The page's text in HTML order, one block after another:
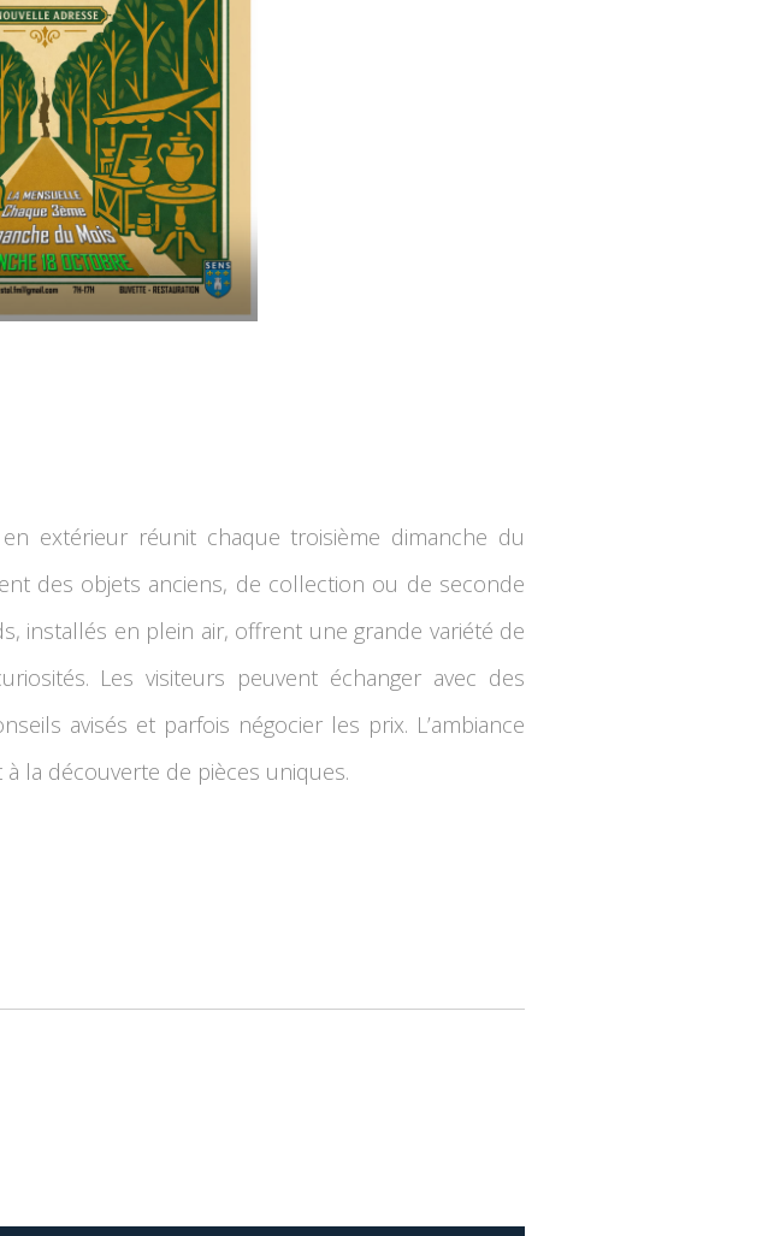
extérieur réunit chaque troisième dimanche du
des objets anciens, de collection ou de seconde
installés en plein air, offrent une grande variété de
Les visiteurs peuvent échanger avec des
avisés et parfois négocier les prix. L’ambiance
la découverte de pièces uniques.